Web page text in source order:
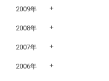
2009年
2008年
2007年
2006年